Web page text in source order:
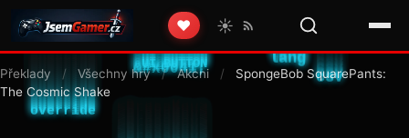
❤️ ☀️
Překlady / Všechny hry / Akcni /
SpongeBob SquarePants:
The Cosmic Shake